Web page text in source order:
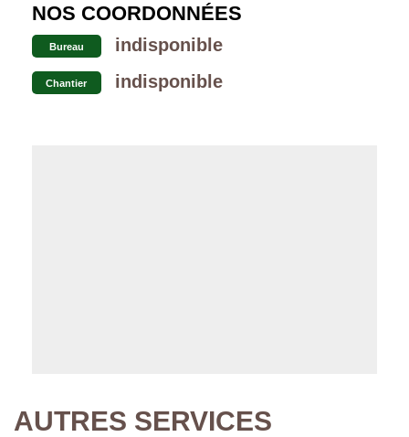
NOS COORDONNÉES
Bureau indisponible
Chantier indisponible
AUTRES SERVICES